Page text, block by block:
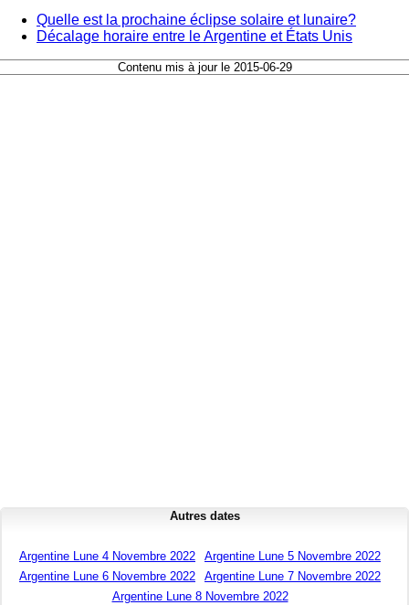
Quelle est la prochaine éclipse solaire et lunaire?
Décalage horaire entre le Argentine et États Unis
Contenu mis à jour le 2015-06-29
Autres dates
Argentine Lune 4 Novembre 2022
Argentine Lune 5 Novembre 2022
Argentine Lune 6 Novembre 2022
Argentine Lune 7 Novembre 2022
Argentine Lune 8 Novembre 2022